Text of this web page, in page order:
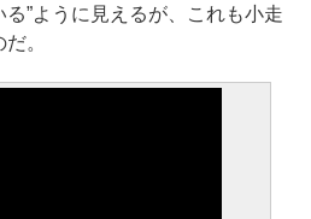
”ように見えるが、これも小走
。